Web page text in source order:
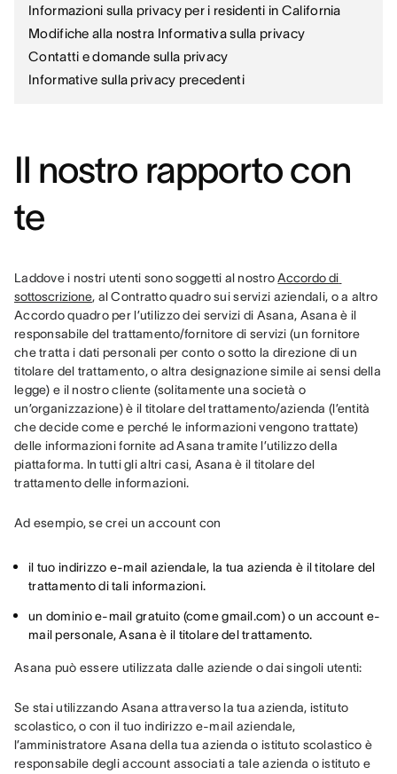
Informazioni sulla privacy per i residenti in California
Modifiche alla nostra Informativa sulla privacy
Contatti e domande sulla privacy
Informative sulla privacy precedenti
Il nostro rapporto con
te
Laddove i nostri utenti sono soggetti al nostro Accordo di
sottoscrizione, al Contratto quadro sui servizi aziendali, o a altro
Accordo quadro per l’utilizzo dei servizi di Asana, Asana è il
responsabile del trattamento/fornitore di servizi (un fornitore
che tratta i dati personali per conto o sotto la direzione di un
titolare del trattamento, o altra designazione simile ai sensi della
legge) e il nostro cliente (solitamente una società o
un’organizzazione) è il titolare del trattamento/azienda (l’entità
che decide come e perché le informazioni vengono trattate)
delle informazioni fornite ad Asana tramite l’utilizzo della
piattaforma. In tutti gli altri casi, Asana è il titolare del
trattamento delle informazioni.
Ad esempio, se crei un account con
il tuo indirizzo e-mail aziendale, la tua azienda è il titolare del
trattamento di tali informazioni.
un dominio e-mail gratuito (come gmail.com) o un account e-
mail personale, Asana è il titolare del trattamento.
Asana può essere utilizzata dalle aziende o dai singoli utenti:
Se stai utilizzando Asana attraverso la tua azienda, istituto
scolastico, o con il tuo indirizzo e-mail aziendale,
l’amministratore Asana della tua azienda o istituto scolastico è
responsabile degli account associati a tale azienda o istituto e